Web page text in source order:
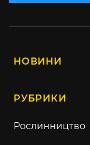
НОВИНИ
РУБРИКИ
Рослинництво